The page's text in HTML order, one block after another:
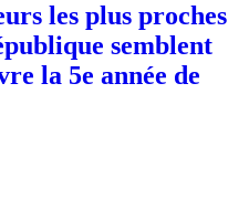
les plus proches
semblent
la 5e année de